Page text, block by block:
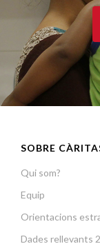
SOBRE
Qui som?
Equip
Orientacions
Dades rellevants